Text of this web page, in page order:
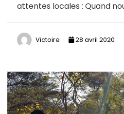
attentes locales : Quand
Victoire 28 avril 2020